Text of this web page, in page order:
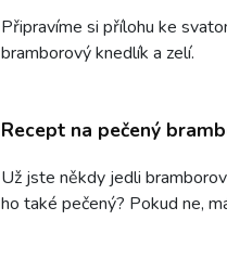
Připravíme si přílohu ke
bramborový knedlík a zelí.
Recept na pečený
Už jste někdy jedli
ho také pečený? Pokud ne,